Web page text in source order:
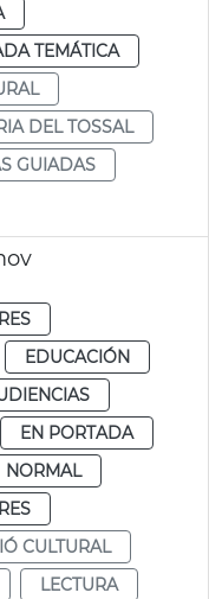
TEMÁTICA
DEL TOSSAL
GUIADAS
EDUCACIÓN
EN PORTADA
NORMAL
CULTURAL
LECTURA